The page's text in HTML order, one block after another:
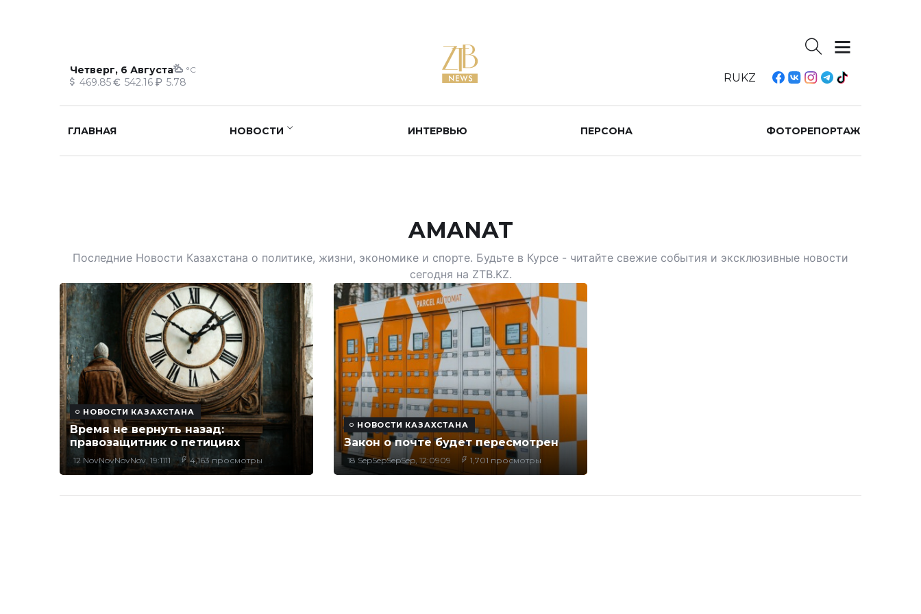
Четверг, 6 Августа °C
469.85 542.16 5.78 RUKZ
ГЛАВНАЯ НОВОСТИ ИНТЕРВЬЮ ПЕРСОНА ФОТОРЕПОРТАЖ
AMANAT
Последние Новости Казахстана о политике, жизни, экономике и спорте. Будьте в Курсе - читайте свежие события и эксклюзивные новости
сегодня на ZTB.KZ.
НОВОСТИ КАЗАХСТАНА
Время не вернуть назад:
правозащитник о петициях
12 NovNovNovNov, 19:1111 4,163 просмотры
НОВОСТИ КАЗАХСТАНА
Закон о почте будет пересмотрен
18 SepSepSepSep, 12:0909 1,701 просмотры